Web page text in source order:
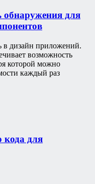
обнаружения для
в дизайн приложений.
возможность
которой можно
каждый раз
кода для